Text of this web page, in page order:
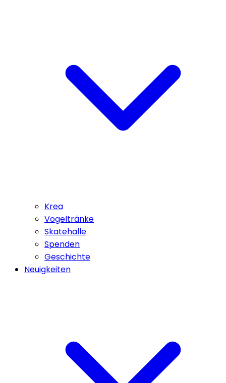
Krea
Vogeltränke
Skatehalle
Spenden
Geschichte
Neuigkeiten